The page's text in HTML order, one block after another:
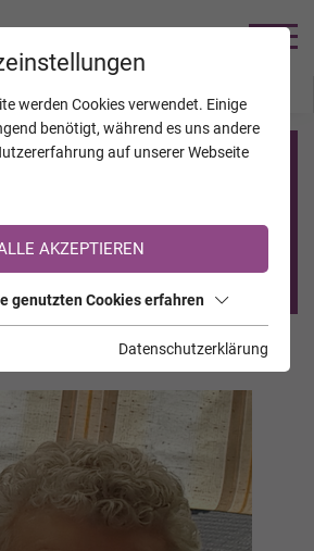
auf TrauerHilfe.it
auf TrauerHilfe.it registriert?
Registrierung <<
werden Cookies verwendet. Einige
benötigt, während es uns andere
auf unserer Webseite
AKZEPTIEREN
genutzten Cookies erfahren
Datenschutzerklärung
KALENDER VERSTORBENE